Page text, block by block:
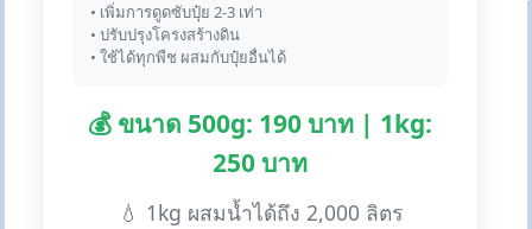
• เพิ่มการดูดซับปุ๋ย 2-3 เท่า
• ปรับปรุงโครงสร้างดิน
• ใช้ได้ทุกพืช ผสมกับปุ๋ยอื่นได้
💰 ขนาด 500g: 190 บาท | 1kg:
250 บาท
💧 1kg ผสมน้ำได้ถึง 2,000 ลิตร